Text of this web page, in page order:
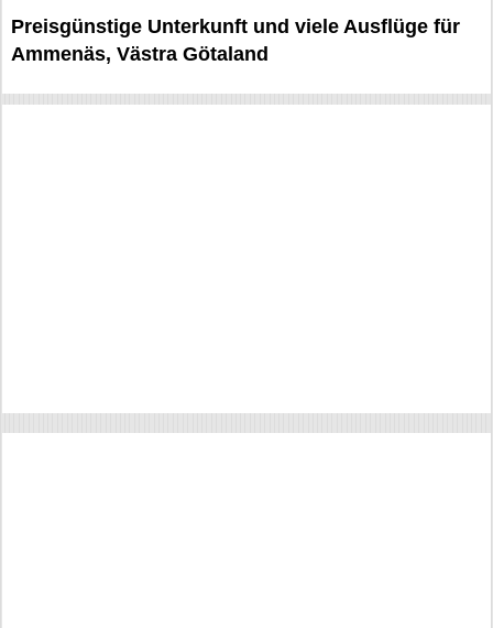
Preisgünstige Unterkunft und viele Ausflüge für
Ammenäs, Västra Götaland